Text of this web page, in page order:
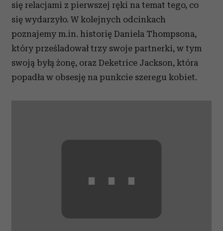
się relacjami z pierwszej ręki na temat tego, co
się wydarzyło. W kolejnych odcinkach
poznajemy m.in. historię Daniela Thompsona,
który prześladował trzy swoje partnerki, w tym
swoją byłą żonę, oraz Deketrice Jackson, która
popadła w obsesję na punkcie szeregu kobiet.
⋯